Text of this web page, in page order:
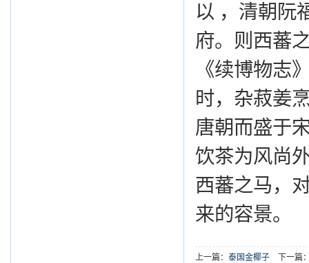
以 ，清朝阮
府。则西蕃
《续博物志
时，杂菽姜
唐朝而盛于
饮茶为风尚
西蕃之马，
来的容景。
上一篇： 泰国金椰子 下一篇